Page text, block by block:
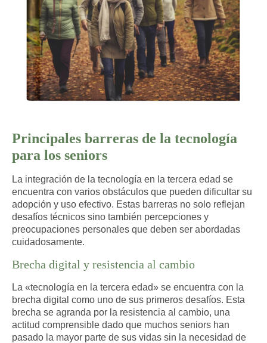
Principales barreras de la tecnología
para los seniors
La integración de la tecnología en la tercera edad se
encuentra con varios obstáculos que pueden dificultar su
adopción y uso efectivo. Estas barreras no solo reflejan
desafíos técnicos sino también percepciones y
preocupaciones personales que deben ser abordadas
cuidadosamente.
Brecha digital y resistencia al cambio
La «tecnología en la tercera edad» se encuentra con la
brecha digital como uno de sus primeros desafíos. Esta
brecha se agranda por la resistencia al cambio, una
actitud comprensible dado que muchos seniors han
pasado la mayor parte de sus vidas sin la necesidad de